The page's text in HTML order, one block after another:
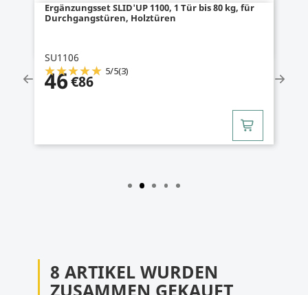
Ergänzungsset SLID'UP 1100, 1 Tür bis 80 kg, für
Durchgangstüren, Holztüren
SU1106
5/5(3)
46€86
8 ARTIKEL WURDEN
ZUSAMMEN GEKAUFT